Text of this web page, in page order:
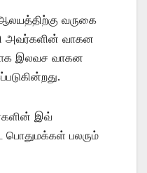
வருகை
அவர்களின் வாகன
இலவச வாகன
இவ்
பொதுமக்கள் பலரும்